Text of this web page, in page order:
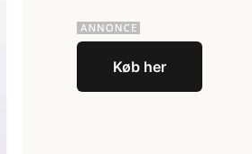
Køb her